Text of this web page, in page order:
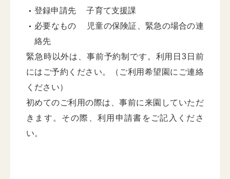
登録申請先 子育て支援課
必要なもの 児童の保険証、緊急の場合の連
絡先
緊急時以外は、事前予約制です。利用日3日前
にはご予約ください。（ご利用希望園にご連絡
ください）
初めてのご利用の際は、事前に来園していただ
きます。その際、利用申請書をご記入くださ
い。